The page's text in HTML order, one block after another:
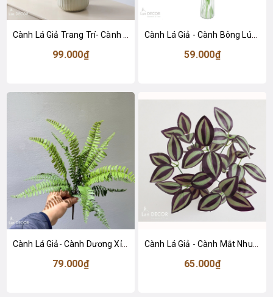
99.000₫ 59.000₫
Cành Lá Giả- Cành Dương Xỉ Giả Decor Tiểu Cảnh (46cm)- HC1446
79.000₫ 65.000₫